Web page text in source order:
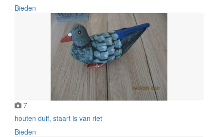
Bieden
7
houten duif, staart is van riet
Bieden